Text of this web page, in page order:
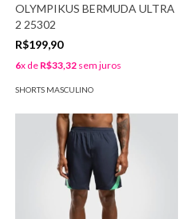
OLYMPIKUS BERMUDA ULTRA
2 25302
R$199,90
6x de R$33,32 sem juros
SHORTS MASCULINO